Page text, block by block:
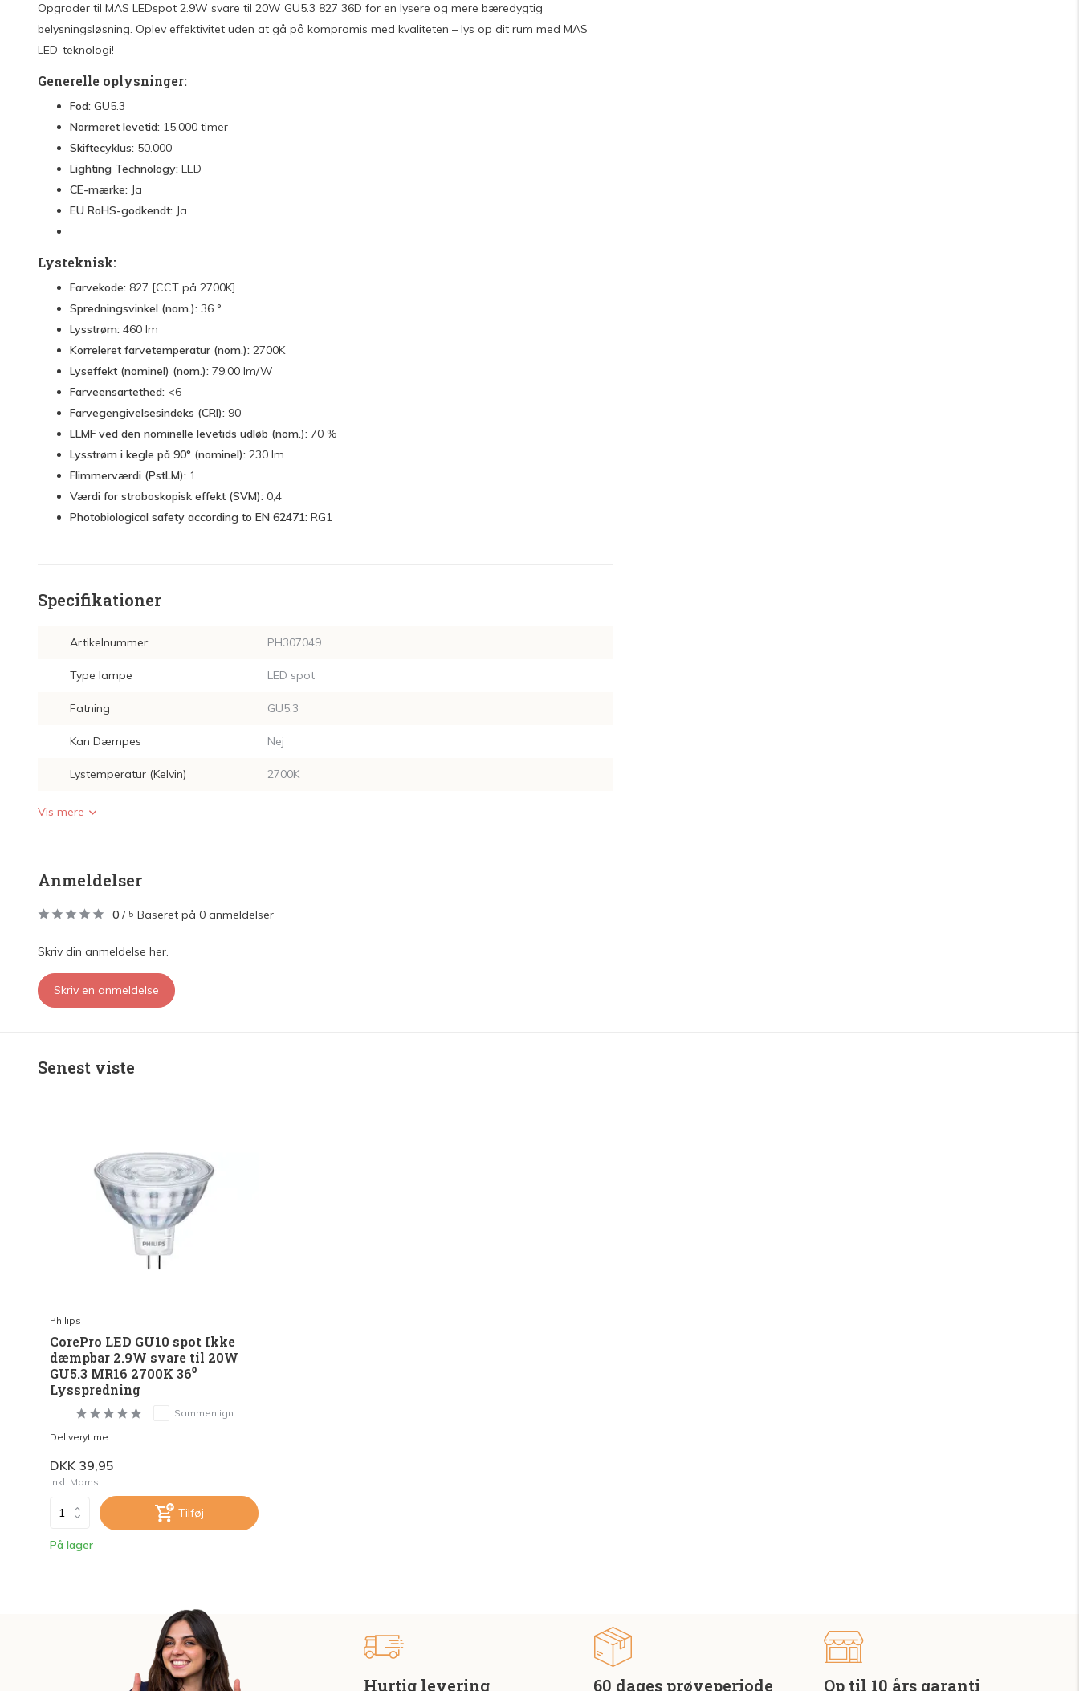
Opgrader til MAS LEDspot 2.9W svare til 20W GU5.3 827 36D for en lysere og mere bæredygtig
belysningsløsning. Oplev effektivitet uden at gå på kompromis med kvaliteten – lys op dit rum med MAS
LED-teknologi!
Generelle oplysninger:
Fod: GU5.3
Normeret levetid: 15.000 timer
Skiftecyklus: 50.000
Lighting Technology: LED
CE-mærke: Ja
EU RoHS-godkendt: Ja
Lysteknisk:
Farvekode: 827 [CCT på 2700K]
Spredningsvinkel (nom.): 36 °
Lysstrøm: 460 lm
Korreleret farvetemperatur (nom.): 2700K
Lyseffekt (nominel) (nom.): 79,00 lm/W
Farveensartethed: <6
Farvegengivelsesindeks (CRI): 90
LLMF ved den nominelle levetids udløb (nom.): 70 %
Lysstrøm i kegle på 90° (nominel): 230 lm
Flimmerværdi (PstLM): 1
Værdi for stroboskopisk effekt (SVM): 0,4
Photobiological safety according to EN 62471: RG1
Specifikationer
Artikelnummer: PH307049
Type lampe LED spot
Fatning GU5.3
Kan Dæmpes Nej
Lystemperatur (Kelvin) 2700K
Vis mere
Anmeldelser
0 / 5 Baseret på 0 anmeldelser
Skriv din anmeldelse her.
Skriv en anmeldelse
Senest viste
Philips
CorePro LED GU10 spot Ikke
dæmpbar 2.9W svare til 20W
GU5.3 MR16 2700K 36⁰
Lysspredning
Sammenlign
Deliverytime
DKK 39,95
Inkl. Moms
Tilføj
På lager
Hurtig levering 60 dages prøveperiode Op til 10 års garanti